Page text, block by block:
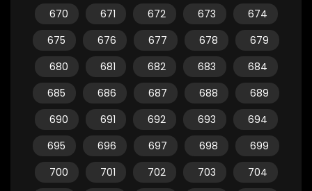
670
671 672 673
674
675
676 677 678
679
680
681 682 683
684
685
686 687 688
689
690
691 692 693
694
695
696 697 698
699
700
701 702 703
704